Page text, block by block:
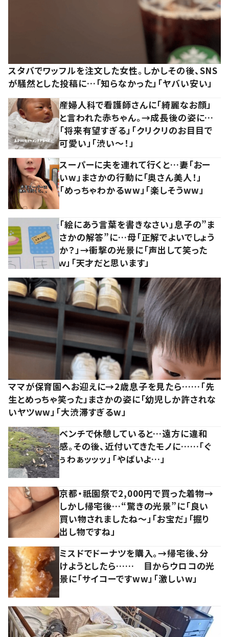
スタバでワッフルを注文した女性。しかしその後、SNS
が騒然とした投稿に…「知らなかった」「ヤバい安い」
産婦人科で看護師さんに「綺麗なお顔」
と言われた赤ちゃん。→成長後の姿に…
「将来有望すぎる」「クリクリのお目目で
可愛い」「渋い～！」
スーパーに夫を連れて行くと…妻「おー
いw」まさかの行動に「奥さん美人！」
「めっちゃわかるww」「楽しそうww」
「絵にあう言葉を書きなさい」息子の”ま
さかの解答”に…母「正解でよいでしょう
か？」→衝撃の光景に「声出して笑った
ｗ」「天才だと思います」
ママが保育園へお迎えに→2歳息子を見たら……「先
生とめっちゃ笑った」まさかの姿に「幼児しか許されな
いヤツww」「大渋滞すぎるw」
ベンチで休憩していると…遠方に違和
感。その後、近付いてきたモノに……「ぐ
ぅわぁッッッ」「やばいよ…」
京都・祇園祭で2,000円で買った着物→
しかし帰宅後…“驚きの光景”に「良い
買い物されましたね～」「お宝だ」「掘り
出し物ですね」
ミスドでドーナツを購入。→帰宅後、分
けようとしたら…… 目からウロコの光
景に「サイコーですww」「激しいw」